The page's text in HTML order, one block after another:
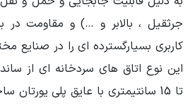
جرثقیل ، بالابر و …) و مقاومت در
کاربری بسیارگسترده ای را در صنایع
تا 15 سانتیمتری با عایق پلی